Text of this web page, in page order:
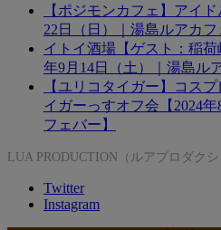
【ポジモンカフェ】アイ
22日（日）｜湯島ルアカフ
イトイ酒場【ゲスト：稲
年9月14日（土）｜湯島ル
【ユリコタイガー】コス
イガーっすオフ会【2024
フェバー】
LUA PRODUCTION（ルアプロダクシ
Twitter
Instagram